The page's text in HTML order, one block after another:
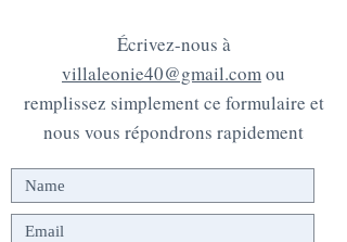
Écrivez-nous à
villaleonie40@gmail.comou
remplissez simplement ce formulaire et
nous vous répondrons rapidement